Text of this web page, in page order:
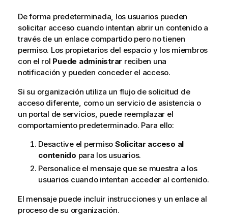
De forma predeterminada, los usuarios pueden
solicitar acceso cuando intentan abrir un contenido a
través de un enlace compartido pero no tienen
permiso. Los propietarios del espacio y los miembros
con el rol Puede administrar reciben una
notificación y pueden conceder el acceso.
Si su organización utiliza un flujo de solicitud de
acceso diferente, como un servicio de asistencia o
un portal de servicios, puede reemplazar el
comportamiento predeterminado. Para ello:
Desactive el permiso Solicitar acceso al
contenido para los usuarios.
Personalice el mensaje que se muestra a los
usuarios cuando intentan acceder al contenido.
El mensaje puede incluir instrucciones y un enlace al
proceso de su organización.